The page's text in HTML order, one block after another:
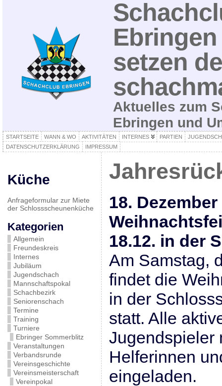
setzen
Aktuelles zum
Ebringen und
STARTSEITE WANN & WO AKTIVITÄTEN INTERNES PARTIEN
DATENSCHUTZERKLÄRUNG
IMPRESSUM
Küche
Anfrageformular zur Miete
der Schlossscheunenküche
Kategorien
Allgemein
Freundeskreis
Internes
Jubiläum
Jugendschach
Mannschaftspokal
Schachbezirk
Seniorenschach
Termine
Training
Turniere
Ebringer Sommerblitz
Veranstaltungen
Verbandsrunde
Vereinsgeschichte
Vereinsmeisterschaft
Vereinpokal
18.
18.12. in der
Am Samstag,
findet die
in der
statt. Alle
Jugendspieler
Helferinnen
eingeladen.